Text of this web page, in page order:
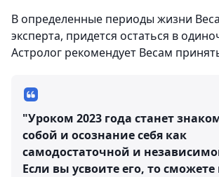
В определенные периоды жизни
эксперта, придется остаться в
Астролог рекомендует Весам
"Уроком 2023 года станет
собой и осознание себя как
самодостаточной и
Если вы усвоите его, то сможете